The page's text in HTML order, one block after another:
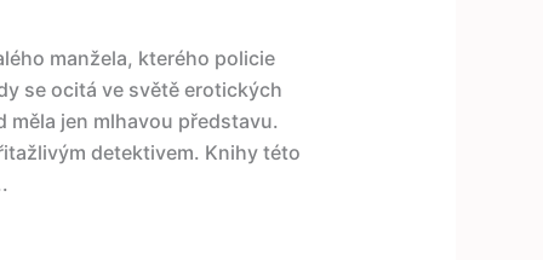
manžela, kterého policie
se ocitá ve světě erotických
jen mlhavou představu.
detektivem. Knihy této